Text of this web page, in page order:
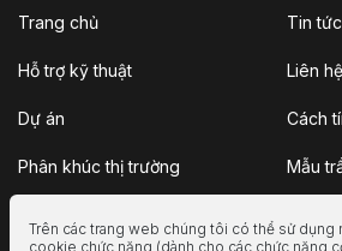
Trang chủ
Hỗ trợ kỹ thuật
Dự án
Phân khúc thị trường
Tin tức
Liên hệ
Cách
Mẫu
Trên các trang web chúng tôi có thể sử dụng
cookie chức năng (dành cho các chức năng